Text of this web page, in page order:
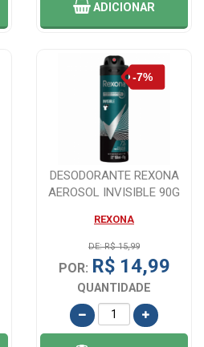
ADICIONAR
DESODORANTE REXONA
AEROSOL INVISIBLE 90G
REXONA
DE: R$ 15,99
POR: R$ 14,99
QUANTIDADE